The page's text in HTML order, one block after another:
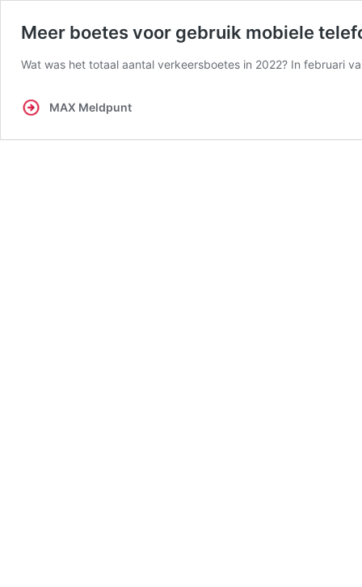
Meer boetes voor gebruik mobiele
Wat was het totaal aantal verkeersboetes in 2022? In februari
MAX Meldpunt